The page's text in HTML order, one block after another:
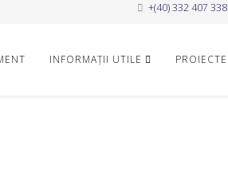
+(40) 332 407 338
INFORMAȚII UTILE PROIECTE